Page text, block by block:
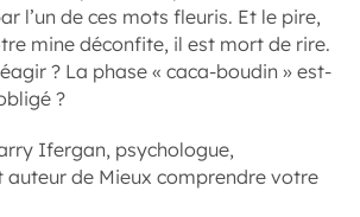
l’un de ces mots fleuris. Et le pire,
mine déconfite, il est mort de rire.
? La phase « caca-boudin » est-
?
Ifergan, psychologue,
auteur de Mieux comprendre votre